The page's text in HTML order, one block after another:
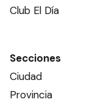
Club El Día
Secciones
Ciudad
Provincia